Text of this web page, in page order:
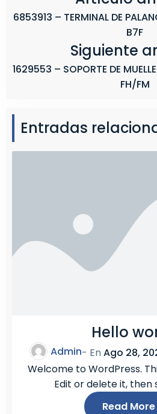
6853913 – TERMINAL DE
B7F
Siguiente
1629553 – SOPORTE DE
FH/FM
Entradas
Hello
Admin- EnAgo 28,
Welcome to WordPress.
Edit or delete it,
Read More